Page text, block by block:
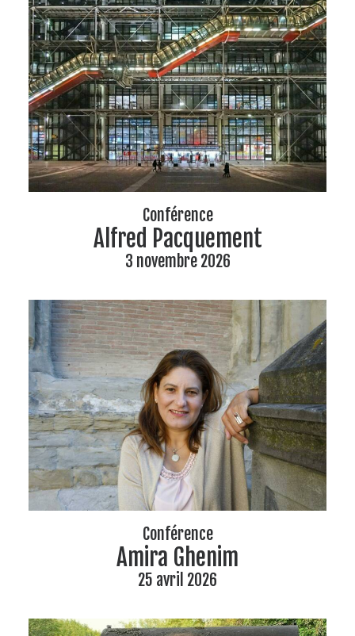
Conférence
Alfred Pacquement
3 novembre 2026
Conférence
Amira Ghenim
25 avril 2026